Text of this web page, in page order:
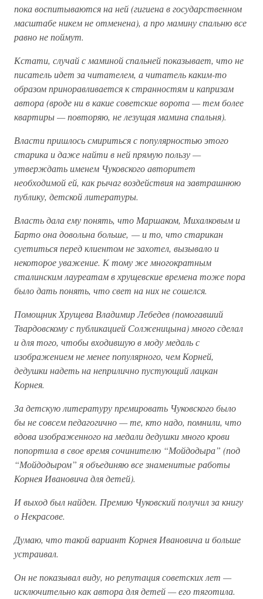
пока воспитываются на ней (гигиена в государственном
масштабе никем не отменена), а про мамину спальню все
равно не поймут.
Кстати, случай с маминой спальней показывает, что не
писатель идет за читателем, а читатель каким-то
образом приноравливается к странностям и капризам
автора (вроде ни в какие советские ворота — тем более
квартиры — повторяю, не лезущая мамина спальня).
Власти пришлось смириться с популярностью этого
старика и даже найти в ней прямую пользу —
утверждать именем Чуковского авторитет
необходимой ей, как рычаг воздействия на завтрашнюю
публику, детской литературы.
Власть дала ему понять, что Маршаком, Михалковым и
Барто она довольна больше, — и то, что старикан
суетиться перед клиентом не захотел, вызывало и
некоторое уважение. К тому же многократным
сталинским лауреатам в хрущевские времена тоже пора
было дать понять, что свет на них не сошелся.
Помощник Хрущева Владимир Лебедев (помогавший
Твардовскому с публикацией Солженицына) много сделал
и для того, чтобы входившую в моду медаль с
изображением не менее популярного, чем Корней,
дедушки надеть на неприлично пустующий лацкан
Корнея.
За детскую литературу премировать Чуковского было
бы не совсем педагогично — те, кто надо, помнили, что
вдова изображенного на медали дедушки много крови
попортила в свое время сочинителю “Мойдодыра” (под
“Мойдодыром” я объединяю все знаменитые работы
Корнея Ивановича для детей).
И выход был найден. Премию Чуковский получил за книгу
о Некрасове.
Думаю, что такой вариант Корнея Ивановича и больше
устраивал.
Он не показывал виду, но репутация советских лет —
исключительно как автора для детей — его тяготила.